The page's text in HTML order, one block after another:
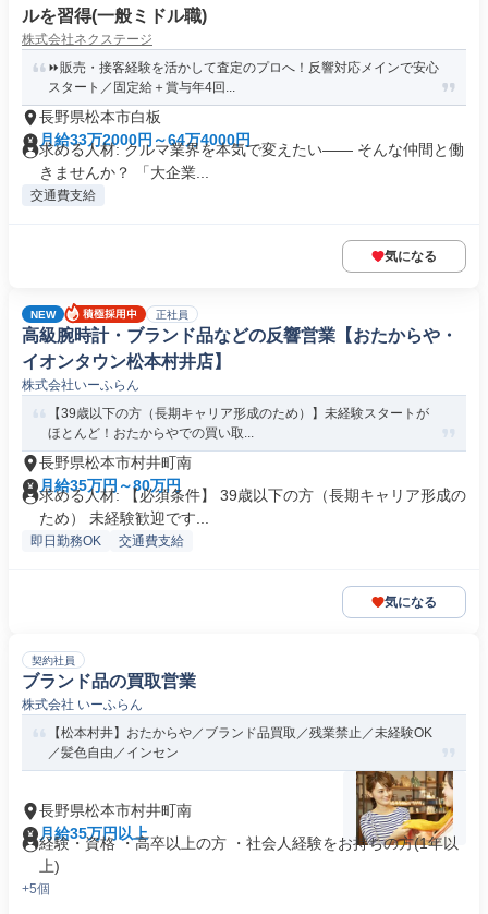
ルを習得(一般ミドル職)
株式会社ネクステージ
⏩️販売・接客経験を活かして査定のプロへ！反響対応メインで安心
スタート／固定給＋賞与年4回...
長野県松本市白板
月給33万2000円～64万4000円
求める人材: クルマ業界を本気で変えたい―― そんな仲間と働
きませんか？ 「大企業...
交通費支給
気になる
NEW 正社員
高級腕時計・ブランド品などの反響営業【おたからや・
イオンタウン松本村井店】
株式会社いーふらん
【39歳以下の方（長期キャリア形成のため）】未経験スタートが
ほとんど！おたからやでの買い取...
長野県松本市村井町南
月給35万円～80万円
求める人材: 【必須条件】 39歳以下の方（長期キャリア形成の
ため） 未経験歓迎です...
即日勤務OK 交通費支給
気になる
契約社員
ブランド品の買取営業
株式会社 いーふらん
【松本村井】おたからや／ブランド品買取／残業禁止／未経験OK
／髪色自由／インセン
長野県松本市村井町南
月給35万円以上
経験・資格 ・高卒以上の方 ・社会人経験をお持ちの方(1年以
上)
+5個